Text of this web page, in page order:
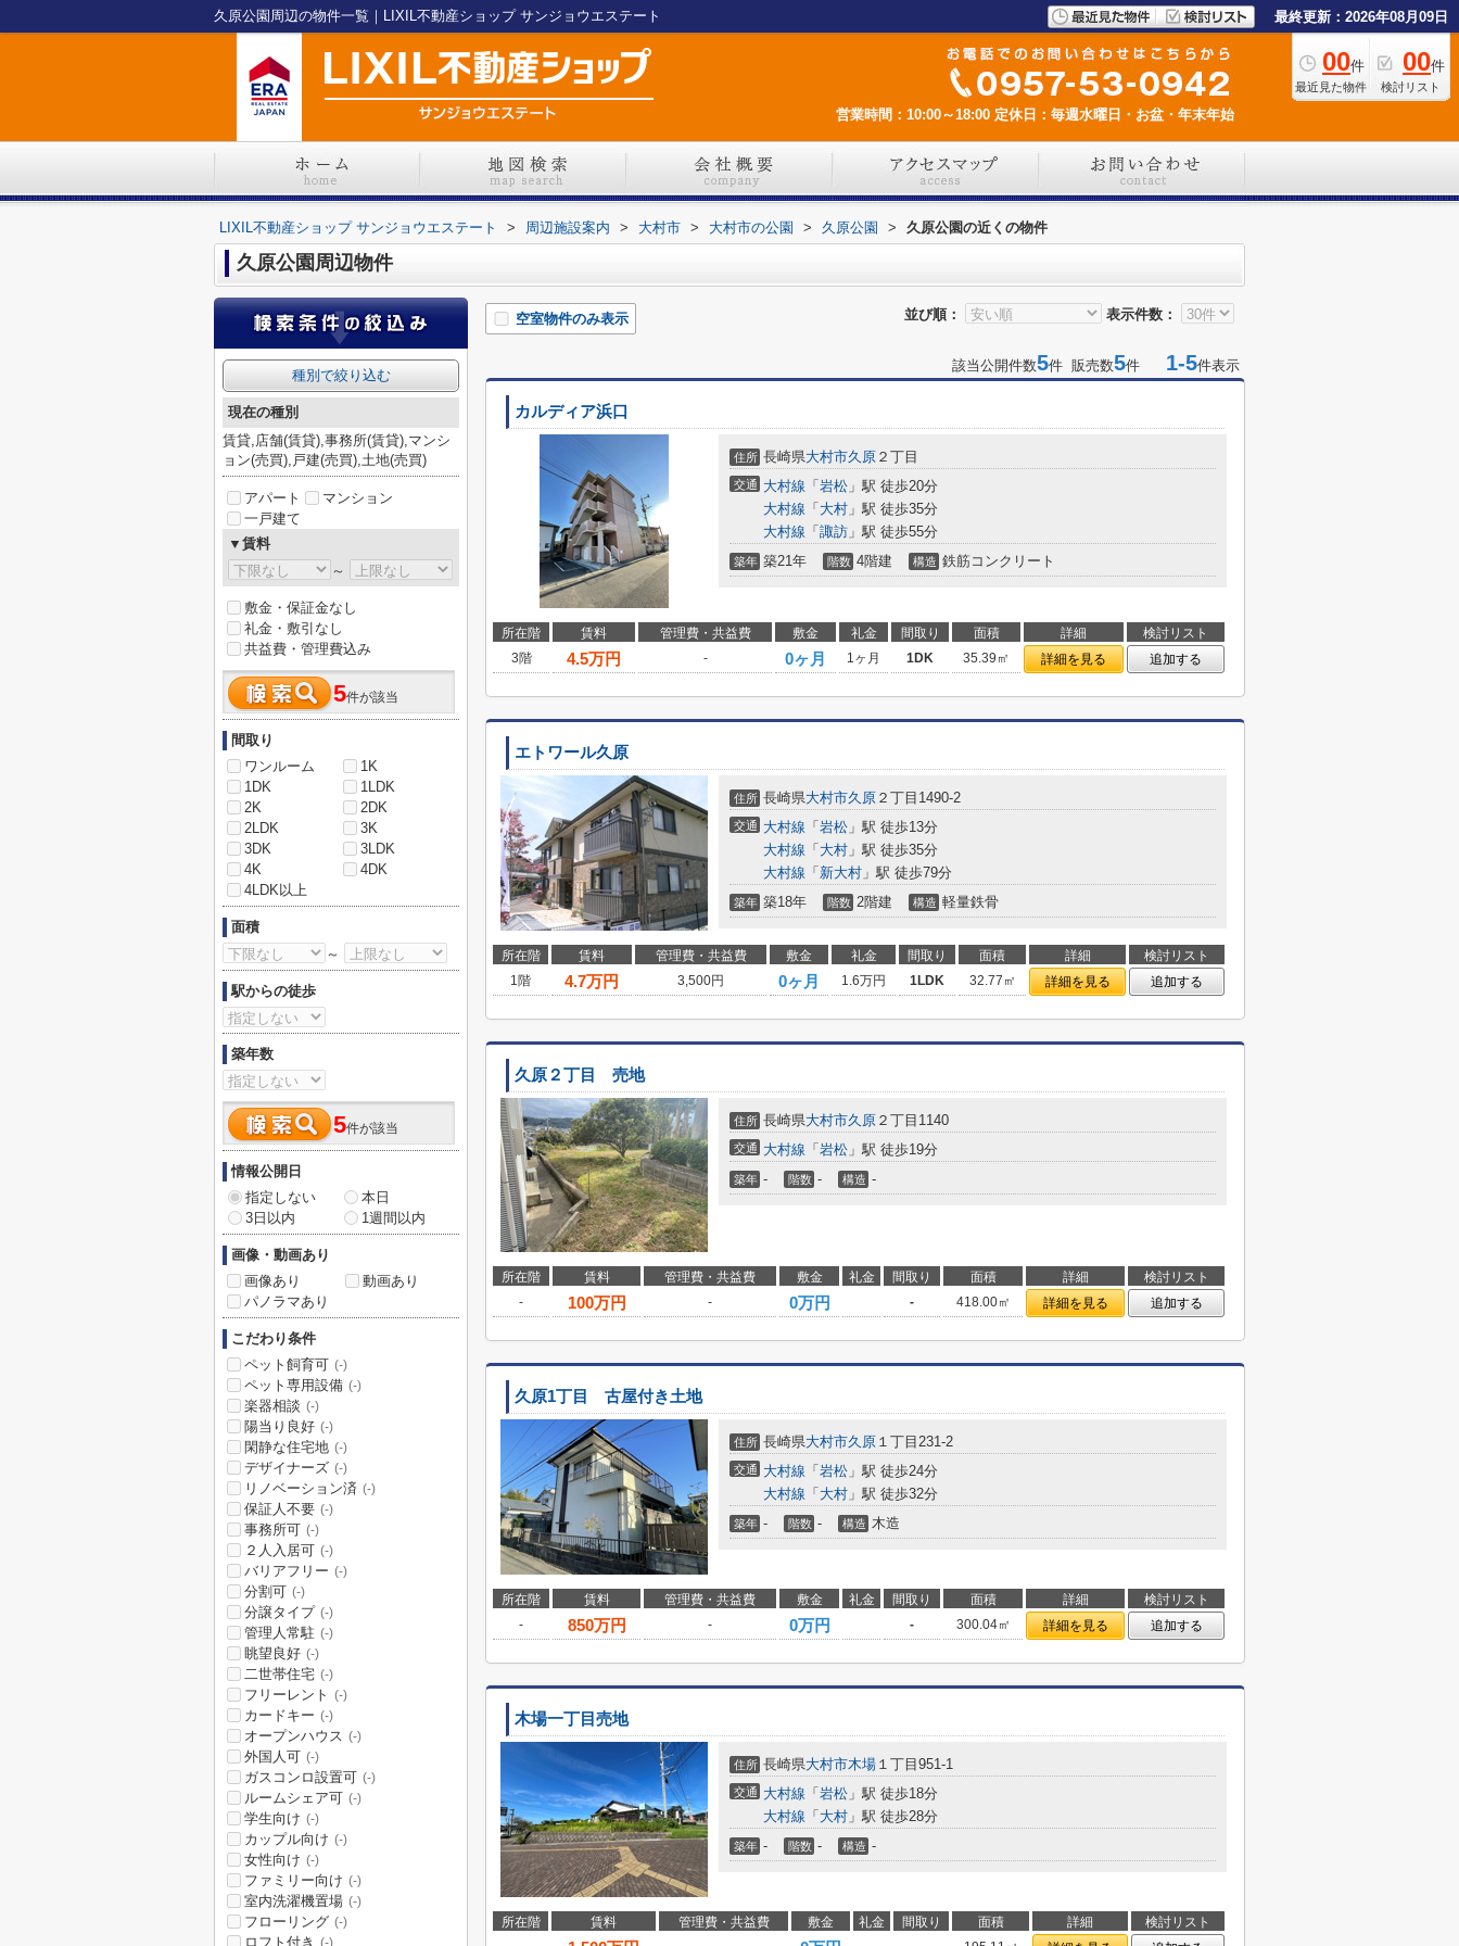
久原公園周辺の物件一覧｜LIXIL不動産ショップ サンジョウエステート 最終更新：2026年08月09日
00件
最近見た物件
00件
検討リスト
営業時間：10:00～18:00 定休日：毎週水曜日・お盆・年末年始
LIXIL不動産ショップ サンジョウエステート > 周辺施設案内 > 大村市 > 大村市の公園 > 久原公園 > 久原公園の近くの物件
久原公園周辺物件
並び順： 表示件数：
空室物件のみ表示
該当公開件数5件 販売数5件 1-5件表示
カルディア浜口
住所 長崎県大村市久原 ２丁目
交通 大村線 「 岩松 」駅 徒歩20分
大村線 「 大村 」駅 徒歩35分
大村線 「 諏訪 」駅 徒歩55分
築年 築21年 階数 4階建 構造 鉄筋コンクリート
所在階 賃料 管理費・共益費 敷金 礼金 間取り 面積 詳細
検討リスト
3階
4.5万円 - 0ヶ月 1ヶ月 1DK 35.39㎡ 詳細を見る 追加する
エトワール久原
住所 長崎県大村市久原 ２丁目1490-2
交通 大村線 「 岩松 」駅 徒歩13分
大村線 「 大村 」駅 徒歩35分
大村線 「 新大村 」駅 徒歩79分
築年 築18年 階数 2階建 構造 軽量鉄骨
所在階 賃料 管理費・共益費 敷金 礼金 間取り 面積 詳細
検討リスト
1階
4.7万円 3,500円 0ヶ月 1.6万円 1LDK 32.77㎡ 詳細を見る 追加する
久原２丁目 売地
住所 長崎県大村市久原 ２丁目1140
交通 大村線 「 岩松 」駅 徒歩19分
築年 - 階数 - 構造 -
所在階 賃料 管理費・共益費 敷金 礼金 間取り 面積 詳細
検討リスト
-
100万円 - 0万円 - 418.00㎡ 詳細を見る 追加する
久原1丁目 古屋付き土地
住所 長崎県大村市久原 １丁目231-2
交通 大村線 「 岩松 」駅 徒歩24分
大村線 「 大村 」駅 徒歩32分
築年 - 階数 - 構造 木造
所在階 賃料 管理費・共益費 敷金 礼金 間取り 面積 詳細
検討リスト
-
850万円 - 0万円 - 300.04㎡ 詳細を見る 追加する
木場一丁目売地
住所 長崎県大村市木場 １丁目951-1
交通 大村線 「 岩松 」駅 徒歩18分
大村線 「 大村 」駅 徒歩28分
築年 - 階数 - 構造 -
所在階 賃料 管理費・共益費 敷金 礼金 間取り 面積 詳細
検討リスト
種別で絞り込む
現在の種別
賃貸,店舗(賃貸),事務所(賃貸),マンシ
ョン(売買),戸建(売買),土地(売買)
アパート
マンション
一戸建て
▼賃料
～
敷金・保証金なし
礼金・敷引なし
共益費・管理費込み
5件が該当
間取り
ワンルーム
1K
1DK
1LDK
2K
2DK
2LDK
3K
3DK
3LDK
4K
4DK
4LDK以上
面積
～
駅からの徒歩
築年数
5件が該当
情報公開日
指定しない
本日
3日以内
1週間以内
画像・動画あり
画像あり
動画あり
パノラマあり
こだわり条件
ペット飼育可 (-)
ペット専用設備 (-)
楽器相談 (-)
陽当り良好 (-)
閑静な住宅地 (-)
デザイナーズ (-)
リノベーション済 (-)
保証人不要 (-)
事務所可 (-)
２人入居可 (-)
バリアフリー (-)
分割可 (-)
分譲タイプ (-)
管理人常駐 (-)
眺望良好 (-)
二世帯住宅 (-)
フリーレント (-)
カードキー (-)
オープンハウス (-)
外国人可 (-)
ガスコンロ設置可 (-)
ルームシェア可 (-)
学生向け (-)
カップル向け (-)
女性向け (-)
ファミリー向け (-)
室内洗濯機置場 (-)
フローリング (-)
ロフト付き (-)